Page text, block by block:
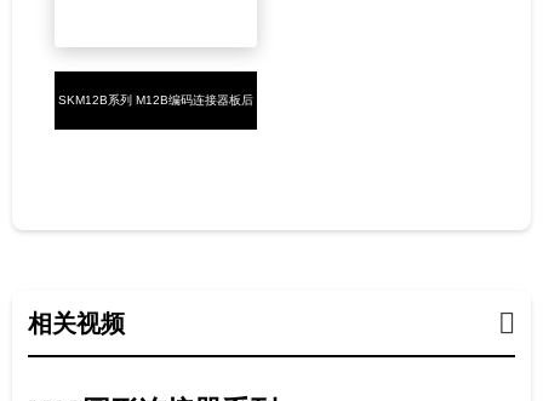
SKM12B系列 M12B编码连接器板后
相关视频